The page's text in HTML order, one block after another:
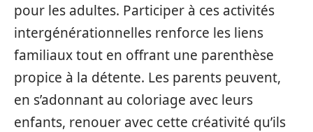
pour les adultes. Participer à ces activités
intergénérationnelles renforce les liens
familiaux tout en offrant une parenthèse
propice à la détente. Les parents peuvent,
en s’adonnant au coloriage avec leurs
enfants, renouer avec cette créativité qu’ils